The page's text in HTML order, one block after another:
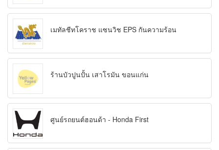
เมทัลชีทโคราช แซนวิช EPS กันความร้อน
ร้านบัวปูนปั้น เสาโรมัน ขอนแก่น
ศูนย์รถยนต์ฮอนด้า - Honda First